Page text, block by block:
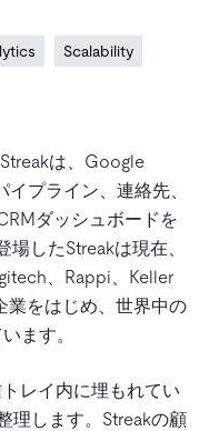
は、Google
プライン、連絡先、
ダッシュボードを
したStreakは現在、
、Rappi、Keller
業をはじめ、世界中の
ます。
レイ内に埋もれてい
理します。Streakの顧
Scalability